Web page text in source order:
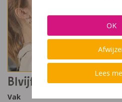
BIvijf - De
Vak
OK
Lees